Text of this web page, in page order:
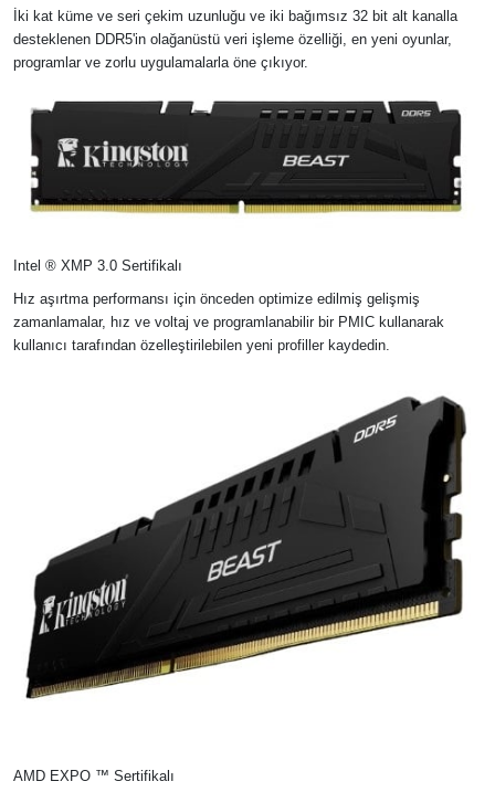
İki kat küme ve seri çekim uzunluğu ve iki bağımsız 32 bit alt kanalla
desteklenen DDR5'in olağanüstü veri işleme özelliği, en yeni oyunlar,
programlar ve zorlu uygulamalarla öne çıkıyor.
Intel ® XMP 3.0 Sertifikalı
Hız aşırtma performansı için önceden optimize edilmiş gelişmiş
zamanlamalar, hız ve voltaj ve programlanabilir bir PMIC kullanarak
kullanıcı tarafından özelleştirilebilen yeni profiller kaydedin.
AMD EXPO ™ Sertifikalı